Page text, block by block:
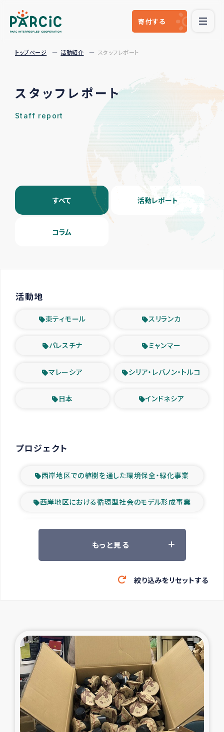
寄付する
トップページ 活動紹介 スタッフレポート
スタッフレポート
Staff report
すべて 活動レポート
コラム
活動地
東ティモール スリランカ
パレスチナ ミャンマー
マレーシア シリア・レバノン・トルコ
日本 インドネシア
プロジェクト
西岸地区での植樹を通した環境保全・緑化事業
西岸地区における循環型社会のモデル形成事業
ツアー参加者の声
緊急救援の時代
東ティモール豪雨緊急支援
大雨による洪水被災者支援
カカオ生産者支援事業
シリア国内避難民・帰還民の生活再建支援
もっと見る
絞り込みをリセットする